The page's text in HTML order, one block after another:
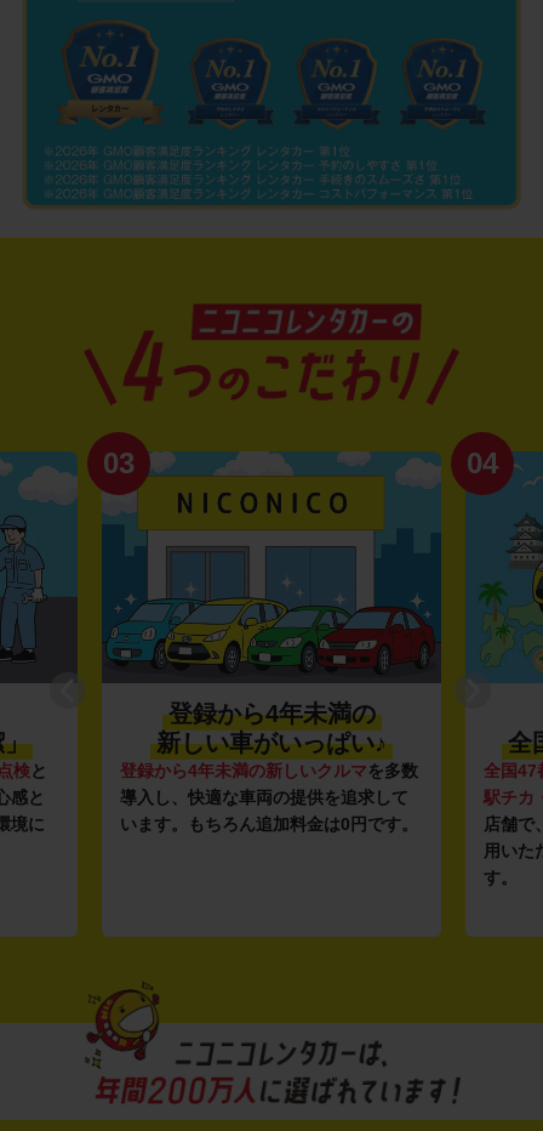
」
検と
感と
境に
03
登録から4年未満の
新しい車がいっぱい♪
登録から4年未満の新しいクルマを多数
導入し、快適な車両の提供を追求して
います。もちろん追加料金は0円です。
04
全
全国47
駅チカ
店舗で
用いた
す。